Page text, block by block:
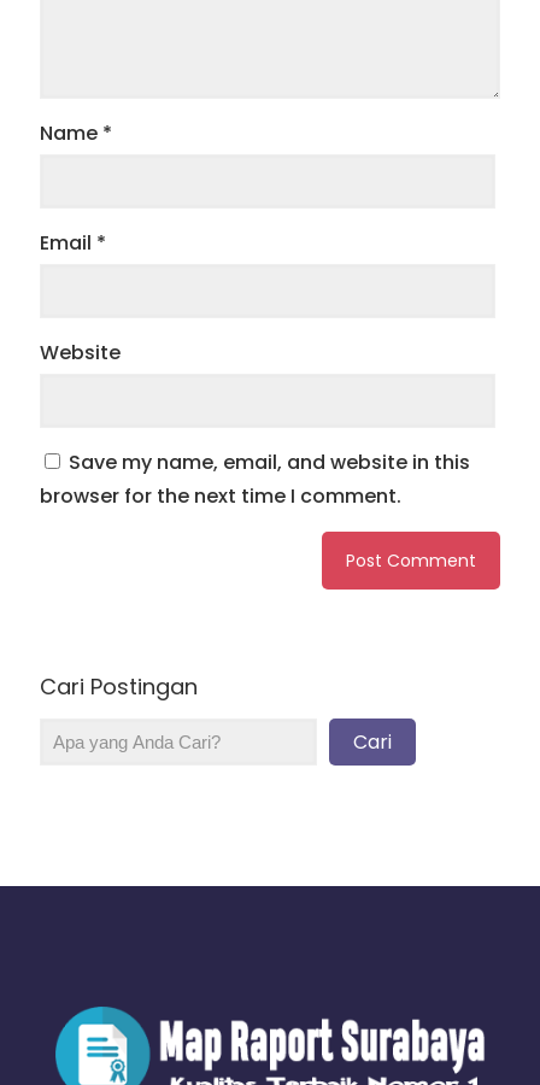
Name *
Email *
Website
Save my name, email, and website in this
browser for the next time I comment.
Cari Postingan
Cari